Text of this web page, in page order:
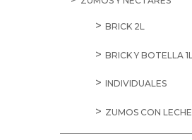
BRICK 2L
BRICK Y BOTELLA 1L
INDIVIDUALES
ZUMOS CON LECHE